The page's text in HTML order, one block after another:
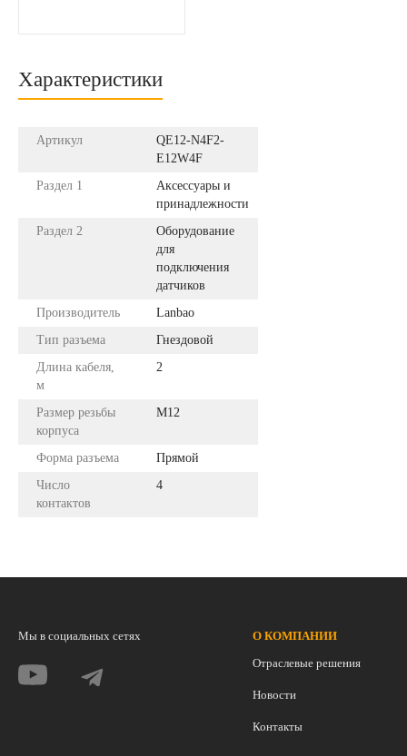
Характеристики
Артикул
QE12-N4F2-
E12W4F
Раздел 1
Аксессуары и
принадлежности
Раздел 2
Оборудование
для
подключения
датчиков
Производитель
Lanbao
Тип разъема
Гнездовой
Длина кабеля,
м
2
Размер резьбы
корпуса
M12
Форма разъема
Прямой
Число
контактов
4
Мы в социальных сетях
О КОМПАНИИ
Отраслевые решения
Новости
Контакты